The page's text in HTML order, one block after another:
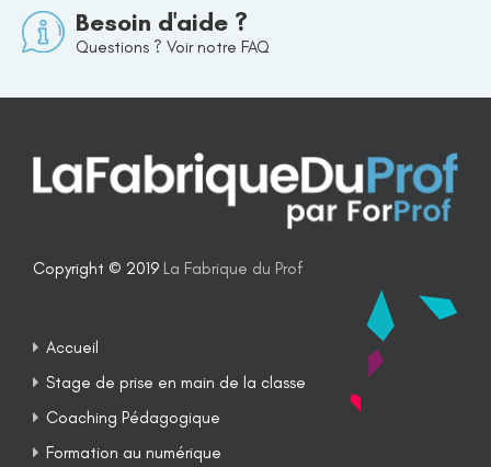
Besoin d'aide ?
Questions ? Voir notre FAQ
Copyright © 2019 La Fabrique du Prof
Accueil
Stage de prise en main de la classe
Coaching Pédagogique
Formation au numérique